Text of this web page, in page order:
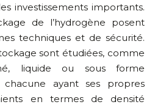
investissements importants.
de l’hydrogène posent
techniques et de sécurité.
sont étudiées, comme
liquide ou sous forme
chacune ayant ses propres
en termes de densité